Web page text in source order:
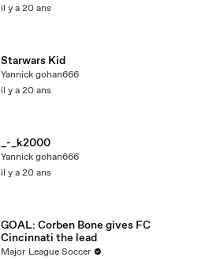
il y a 20 ans
Starwars Kid
Yannick gohan666
il y a 20 ans
_-_k2000
Yannick gohan666
il y a 20 ans
GOAL: Corben Bone gives FC
Cincinnati the lead
Major League Soccer